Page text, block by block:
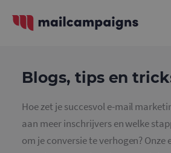
Blogs, tips en
Hoe zet je succesvol e-mail
aan meer inschrijvers en welke
om je conversie te verhogen?